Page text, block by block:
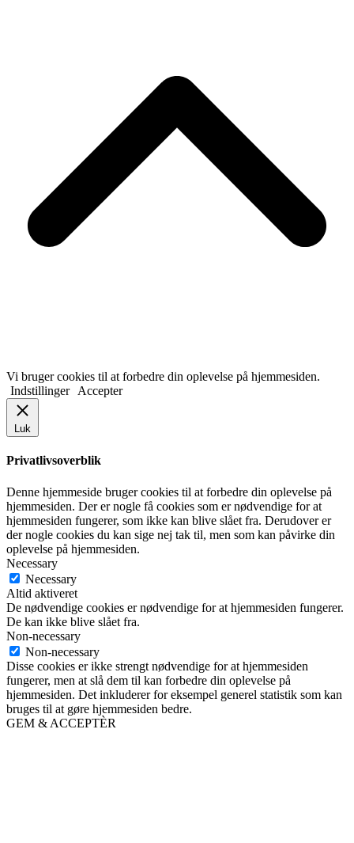
Vi bruger cookies til at forbedre din oplevelse på hjemmesiden.
Indstillinger
Accepter
Luk
Privatlivsoverblik
Denne hjemmeside bruger cookies til at forbedre din oplevelse på
hjemmesiden. Der er nogle få cookies som er nødvendige for at
hjemmesiden fungerer, som ikke kan blive slået fra. Derudover er
der nogle cookies du kan sige nej tak til, men som kan påvirke din
oplevelse på hjemmesiden.
Necessary
Necessary
Altid aktiveret
De nødvendige cookies er nødvendige for at hjemmesiden fungerer.
De kan ikke blive slået fra.
Non-necessary
Non-necessary
Disse cookies er ikke strengt nødvendige for at hjemmesiden
fungerer, men at slå dem til kan forbedre din oplevelse på
hjemmesiden. Det inkluderer for eksempel generel statistik som kan
bruges til at gøre hjemmesiden bedre.
GEM & ACCEPTÈR